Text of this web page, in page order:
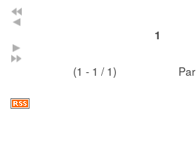
1
(1 - 1 / 1)